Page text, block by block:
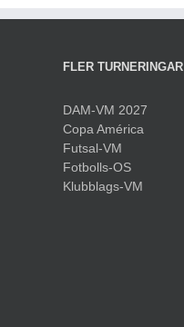
FLER TURNERINGAR
DAM-VM 2027
Copa América
Futsal-VM
Fotbolls-OS
Klubblags-VM